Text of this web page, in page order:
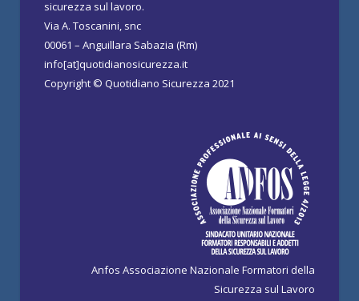
sicurezza sul lavoro.
Via A. Toscanini, snc
00061 – Anguillara Sabazia (Rm)
info[at]quotidianosicurezza.it
Copyright © Quotidiano Sicurezza 2021
Anfos Associazione Nazionale Formatori della
Sicurezza sul Lavoro